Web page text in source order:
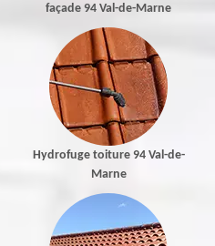
façade 94 Val-de-Marne
Hydrofuge toiture 94 Val-de-
Marne